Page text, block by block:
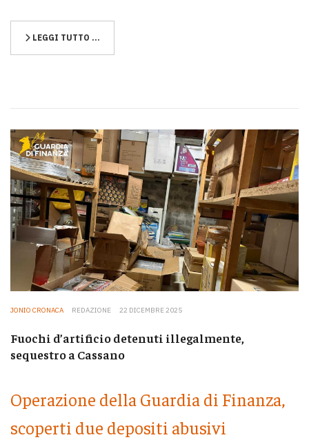
LEGGI TUTTO …
JONIO CRONACA REDAZIONE 22 DICEMBRE 2025
Fuochi d’artificio detenuti illegalmente,
sequestro a Cassano
Operazione della Guardia di Finanza,
scoperti due depositi abusivi